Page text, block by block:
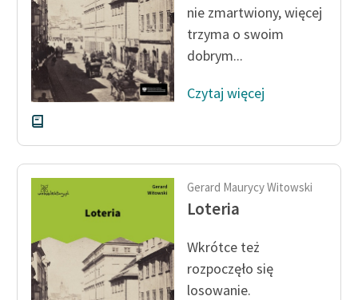
nie zmartwiony, więcej
trzyma o swoim
dobrym...
Czytaj więcej
Gerard Maurycy Witowski
Loteria
Wkrótce też
rozpoczęło się
losowanie.